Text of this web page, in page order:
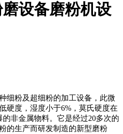
设备磨粉机设
细粉及超细粉的加工设备，此微
硬度，湿度小于6%，莫氏硬度在
非金属物料。它是经过20多次的
的生产而研发制造的新型磨粉